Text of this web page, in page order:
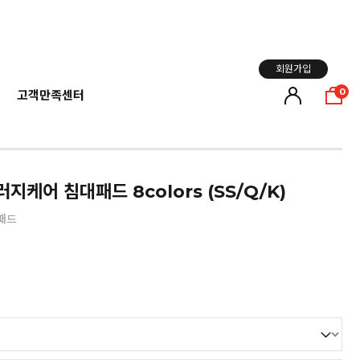
고객만족센터
회원가입
0
지케어 침대패드 8colors (SS/Q/K)
드